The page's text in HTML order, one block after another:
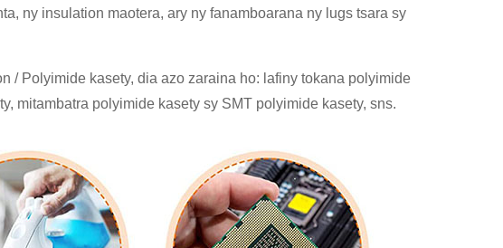
ny insulation maotera, ary ny fanamboarana ny lugs tsara sy
/ Polyimide kasety, dia azo zaraina ho: lafiny tokana polyimide
mitambatra polyimide kasety sy SMT polyimide kasety, sns.